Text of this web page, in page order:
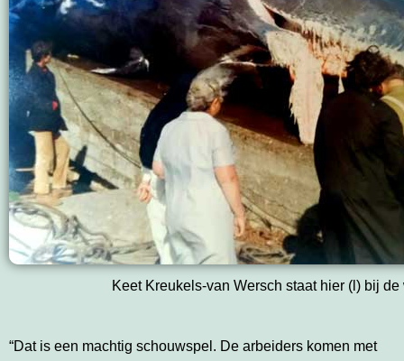
Keet Kreukels-van Wersch staat hier (l) bij de
“Dat is een machtig schouwspel. De arbeiders komen met